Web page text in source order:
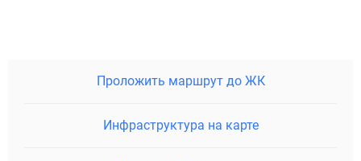
Проложить маршрут до ЖК
Инфраструктура на карте